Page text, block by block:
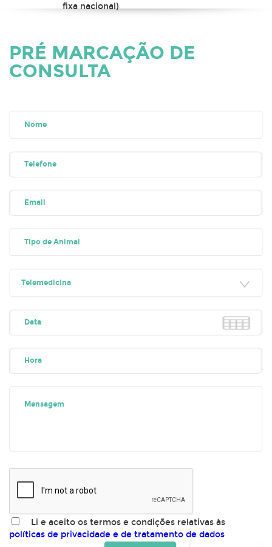
fixa nacional)
PRÉ MARCAÇÃO DE
CONSULTA
Telemedicina
Li e aceito os termos e condições relativas às
políticas de privacidade e de tratamento de dados